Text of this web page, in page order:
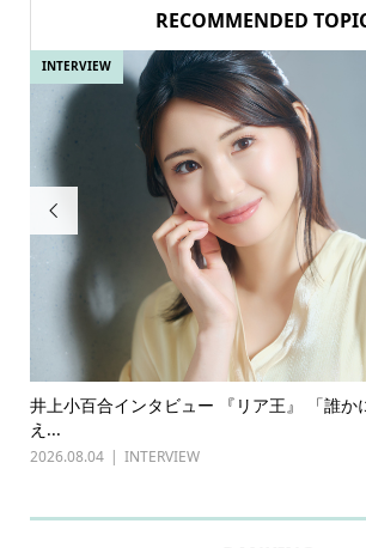
RECOMMENDED

ー 『リア王』 「誰かに勇気や元気を与
古